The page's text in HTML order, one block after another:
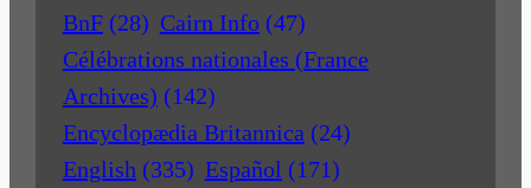
BnF (28) Cairn Info (47)
Célébrations nationales (France
Archives) (142)
Encyclopædia Britannica (24)
English (335) Español (171)